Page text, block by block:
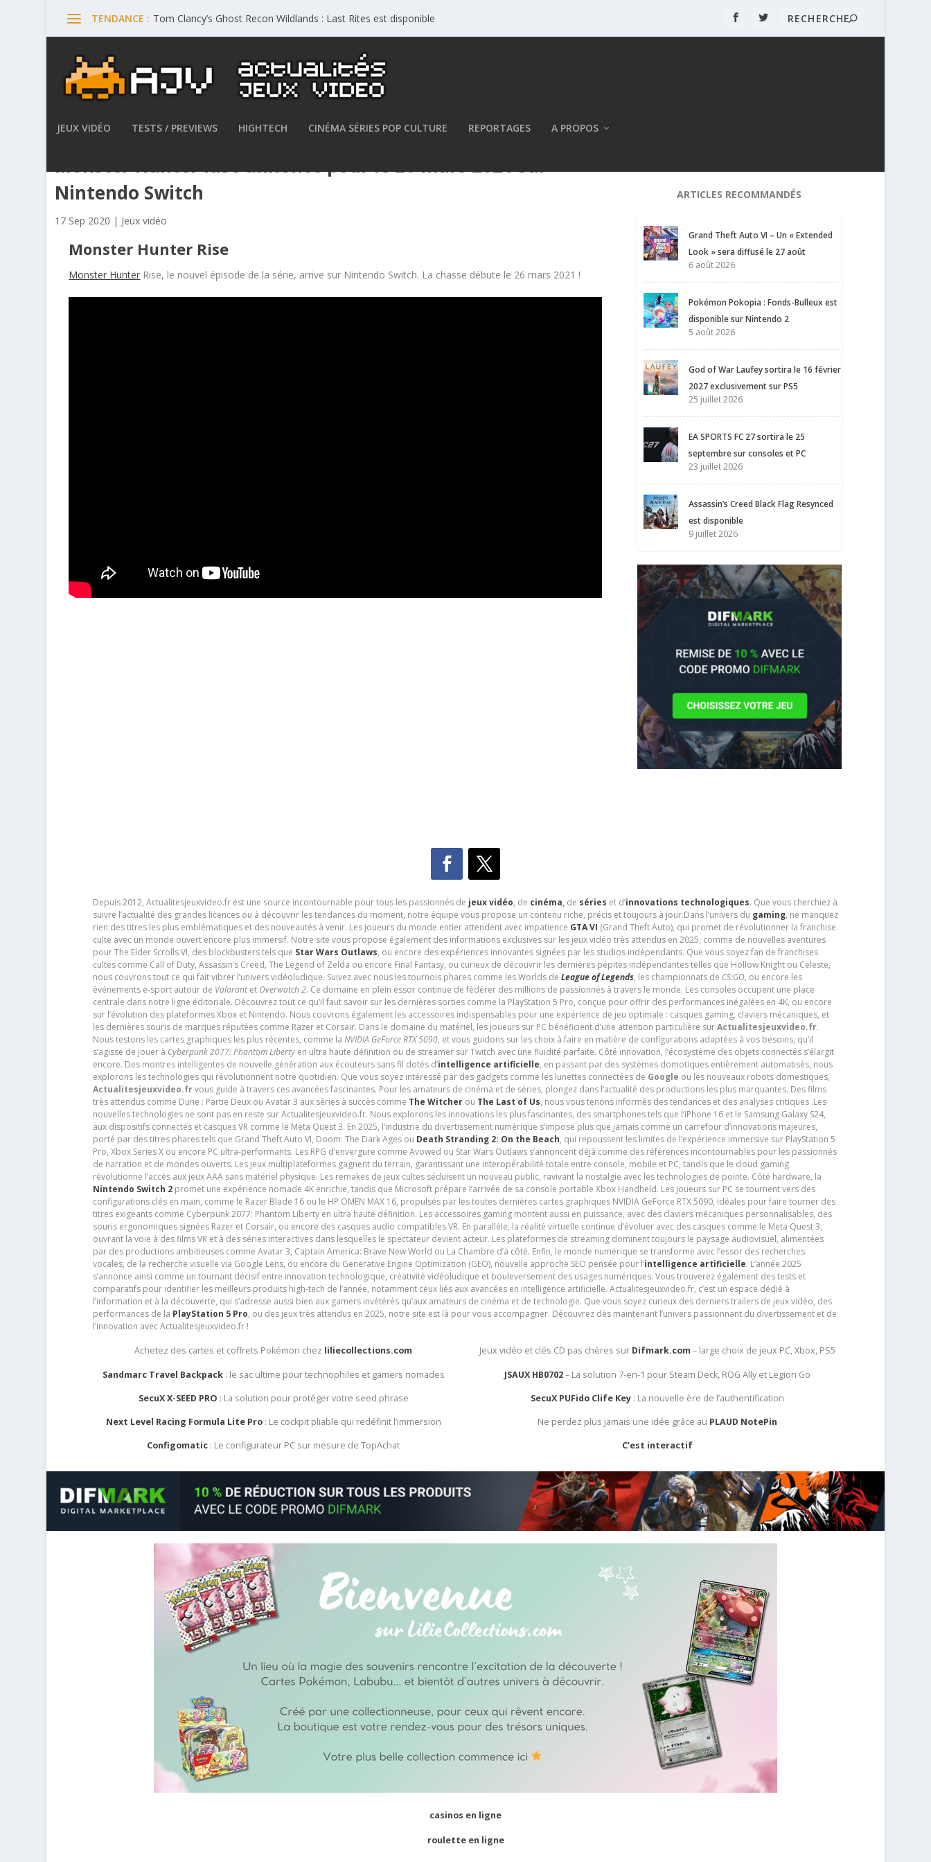
TENDANCE : Tom Clancy’s Ghost Recon Wildlands : Last Rites est disponible
JEUX VIDÉO TESTS / PREVIEWS HIGHTECH CINÉMA SÉRIES POP CULTURE REPORTAGES A PROPOS
Monster Hunter Rise annoncé pour le 26 mars 2021 sur
Nintendo Switch
17 Sep 2020 | Jeux vidéo
Monster Hunter Rise
Monster Hunter Rise, le nouvel épisode de la série, arrive sur Nintendo Switch. La chasse débute le 26 mars 2021 !
ARTICLES RECOMMANDÉS
Grand Theft Auto VI – Un « Extended
Look » sera diffusé le 27 août
6 août 2026
Pokémon Pokopia : Fonds-Bulleux est
disponible sur Nintendo 2
5 août 2026
God of War Laufey sortira le 16 février
2027 exclusivement sur PS5
25 juillet 2026
EA SPORTS FC 27 sortira le 25
septembre sur consoles et PC
23 juillet 2026
Assassin’s Creed Black Flag Resynced
est disponible
9 juillet 2026
Depuis 2012, Actualitesjeuxvideo.fr est une source incontournable pour tous les passionnés de jeux vidéo, de cinéma,de séries et d’innovations technologiques. Que vous cherchiez à
suivre l’actualité des grandes licences ou à découvrir les tendances du moment, notre équipe vous propose un contenu riche, précis et toujours à jour.Dans l’univers du gaming, ne manquez
rien des titres les plus emblématiques et des nouveautés à venir. Les joueurs du monde entier attendent avec impatience GTA VI (Grand Theft Auto), qui promet de révolutionner la franchise
culte avec un monde ouvert encore plus immersif. Notre site vous propose également des informations exclusives sur les jeux vidéo très attendus en 2025, comme de nouvelles aventures
pour The Elder Scrolls VI, des blockbusters tels que Star Wars Outlaws, ou encore des expériences innovantes signées par les studios indépendants. Que vous soyez fan de franchises
cultes comme Call of Duty, Assassin’s Creed, The Legend of Zelda ou encore Final Fantasy, ou curieux de découvrir les dernières pépites indépendantes telles que Hollow Knight ou Celeste,
nous couvrons tout ce qui fait vibrer l’univers vidéoludique. Suivez avec nous les tournois phares comme les Worlds de League of Legends, les championnats de CS:GO, ou encore les
événements e-sport autour de Valorantet Overwatch 2. Ce domaine en plein essor continue de fédérer des millions de passionnés à travers le monde. Les consoles occupent une place
centrale dans notre ligne éditoriale. Découvrez tout ce qu’il faut savoir sur les dernières sorties comme la PlayStation 5 Pro, conçue pour offrir des performances inégalées en 4K, ou encore
sur l’évolution des plateformes Xbox et Nintendo. Nous couvrons également les accessoires indispensables pour une expérience de jeu optimale : casques gaming, claviers mécaniques, et
les dernières souris de marques réputées comme Razer et Corsair. Dans le domaine du matériel, les joueurs sur PC bénéficient d’une attention particulière surActualitesjeuxvideo.fr.
Nous testons les cartes graphiques les plus récentes, comme la NVIDIA GeForce RTX 5090, et vous guidons sur les choix à faire en matière de configurations adaptées à vos besoins, qu’il
s’agisse de jouer à Cyberpunk 2077: Phantom Libertyen ultra haute définition ou de streamer sur Twitch avec une fluidité parfaite. Côté innovation, l’écosystème des objets connectés s’élargit
encore. Des montres intelligentes de nouvelle génération aux écouteurs sans fil dotés d’intelligence artificielle, en passant par des systèmes domotiques entièrement automatisés, nous
explorons les technologies qui révolutionnent notre quotidien. Que vous soyez intéressé par des gadgets comme les lunettes connectées de Google ou les nouveaux robots domestiques,
Actualitesjeuxvideo.frvous guide à travers ces avancées fascinantes. Pour les amateurs de cinéma et de séries, plongez dans l’actualité des productions les plus marquantes. Des films
très attendus comme Dune : Partie Deux ou Avatar 3 aux séries à succès comme The Witcherou The Last of Us, nous vous tenons informés des tendances et des analyses critiques .Les
nouvelles technologies ne sont pas en reste sur Actualitesjeuxvideo.fr. Nous explorons les innovations les plus fascinantes, des smartphones tels que l’iPhone 16 et le Samsung Galaxy S24,
aux dispositifs connectés et casques VR comme le Meta Quest 3. En 2025, l’industrie du divertissement numérique s’impose plus que jamais comme un carrefour d’innovations majeures,
porté par des titres phares tels que Grand Theft Auto VI, Doom: The Dark Ages ou Death Stranding 2: On the Beach, qui repoussent les limites de l’expérience immersive sur PlayStation 5
Pro, Xbox Series X ou encore PC ultra-performants. Les RPG d’envergure comme Avowed ou Star Wars Outlaws s’annoncent déjà comme des références incontournables pour les passionnés
de narration et de mondes ouverts. Les jeux multiplateformes gagnent du terrain, garantissant une interopérabilité totale entre console, mobile et PC, tandis que le cloud gaming
révolutionne l’accès aux jeux AAA sans matériel physique. Les remakes de jeux cultes séduisent un nouveau public, ravivant la nostalgie avec les technologies de pointe. Côté hardware, la
Nintendo Switch 2promet une expérience nomade 4K enrichie, tandis que Microsoft prépare l’arrivée de sa console portable Xbox Handheld. Les joueurs sur PC se tournent vers des
configurations clés en main, comme le Razer Blade 16 ou le HP OMEN MAX 16, propulsés par les toutes dernières cartes graphiques NVIDIA GeForce RTX 5090, idéales pour faire tourner des
titres exigeants comme Cyberpunk 2077: Phantom Liberty en ultra haute définition. Les accessoires gaming montent aussi en puissance, avec des claviers mécaniques personnalisables, des
souris ergonomiques signées Razer et Corsair, ou encore des casques audio compatibles VR. En parallèle, la réalité virtuelle continue d’évoluer avec des casques comme le Meta Quest 3,
ouvrant la voie à des films VR et à des séries interactives dans lesquelles le spectateur devient acteur. Les plateformes de streaming dominent toujours le paysage audiovisuel, alimentées
par des productions ambitieuses comme Avatar 3, Captain America: Brave New World ou La Chambre d’à côté. Enfin, le monde numérique se transforme avec l’essor des recherches
vocales, de la recherche visuelle via Google Lens, ou encore du Generative Engine Optimization (GEO), nouvelle approche SEO pensée pour l’intelligence artificielle. L’année 2025
s’annonce ainsi comme un tournant décisif entre innovation technologique, créativité vidéoludique et bouleversement des usages numériques. Vous trouverez également des tests et
comparatifs pour identifier les meilleurs produits high-tech de l’année, notamment ceux liés aux avancées en intelligence artificielle. Actualitesjeuxvideo.fr, c’est un espace dédié à
l’information et à la découverte, qui s’adresse aussi bien aux gamers invétérés qu’aux amateurs de cinéma et de technologie. Que vous soyez curieux des derniers trailers de jeux vidéo, des
performances de la PlayStation 5 Pro, ou des jeux très attendus en 2025, notre site est là pour vous accompagner. Découvrez dès maintenant l’univers passionnant du divertissement et de
l’innovation avec Actualitesjeuxvideo.fr !
Achetez des cartes et coffrets Pokémon chez liliecollections.com
Sandmarc Travel Backpack: le sac ultime pour technophiles et gamers nomades
SecuX X-SEED PRO : La solution pour protéger votre seed phrase
Next Level Racing Formula Lite Pro: Le cockpit pliable qui redéfinit l’immersion
Configomatic : Le configurateur PC sur mesure de TopAchat
Jeux vidéo et clés CD pas chères sur Difmark.com – large choix de jeux PC, Xbox, PS5
JSAUX HB0702– La solution 7-en-1 pour Steam Deck, ROG Ally et Legion Go
SecuX PUFido Clife Key : La nouvelle ère de l’authentification
Ne perdez plus jamais une idée grâce au PLAUD NotePin
C’est interactif
casinos en ligne
roulette en ligne